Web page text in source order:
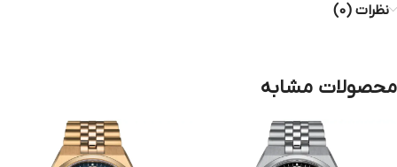
نظرات (0)
محصولات مشابه